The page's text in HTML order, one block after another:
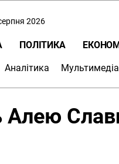
2026
ПОЛІТИКА
Аналітика Мультимедіа